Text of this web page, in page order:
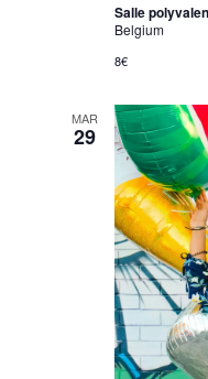
Salle
Belgium
8€
MAR
29